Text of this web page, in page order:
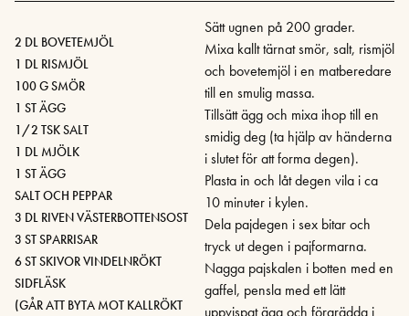
2 DL BOVETEMJÖL
1 DL RISMJÖL
100 G SMÖR
1 ST ÄGG
1/2 TSK SALT
1 DL MJÖLK
1 ST ÄGG
SALT OCH PEPPAR
3 DL RIVEN VÄSTERBOTTENSOST
3 ST SPARRISAR
6 ST SKIVOR VINDELNRÖKT
SIDFLÄSK
(GÅR ATT BYTA MOT KALLRÖKT
Sätt ugnen på 200 grader.
Mixa kallt tärnat smör, salt, rismjöl
och bovetemjöl i en matberedare
till en smulig massa.
Tillsätt ägg och mixa ihop till en
smidig deg (ta hjälp av händerna
i slutet för att forma degen).
Plasta in och låt degen vila i ca
10 minuter i kylen.
Dela pajdegen i sex bitar och
tryck ut degen i pajformarna.
Nagga pajskalen i botten med en
gaffel, pensla med ett lätt
uppvispat ägg och förgrädda i